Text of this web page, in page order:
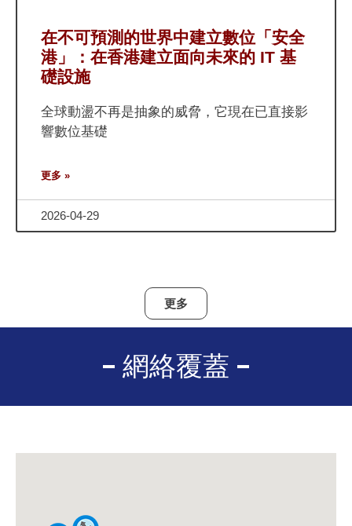
在不可預測的世界中建立數位「安全
港」：在香港建立面向未來的 IT 基
礎設施
全球動盪不再是抽象的威脅，它現在已直接影
響數位基礎
更多 »
2026-04-29
更多
網絡覆蓋